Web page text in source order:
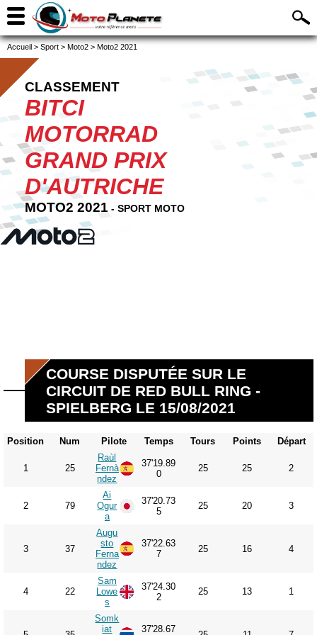
Accueil > Sport > Moto2 > Moto2 2021
CLASSEMENT
BITCI
MOTORRAD
GRAND PRIX
D'AUTRICHE
MOTO2 2021 - SPORT MOTO
COURSE DISPUTÉE SUR LE
CIRCUIT DE RED BULL RING -
SPIELBERG LE 15/08/2021
Position Num Pilote Temps Tours Points Départ
1 25
Raùl
Fernà
ndez
37'19.89
0
25 25 2
2 79
Ai
Ogur
a
37'20.73
5
25 20 3
3 37
Augu
sto
Ferna
ndez
37'22.63
7
25 16 4
4 22
Sam
Lowe
s
37'24.30
2
25 13 1
Somk
iat
37'28.67